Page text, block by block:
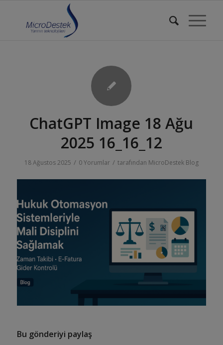
ChatGPT Image 18 Ağu
2025 16_16_12
18 Ağustos 2025 / 0 Yorumlar / tarafından MicroDestek Blog
Bu gönderiyi paylaş